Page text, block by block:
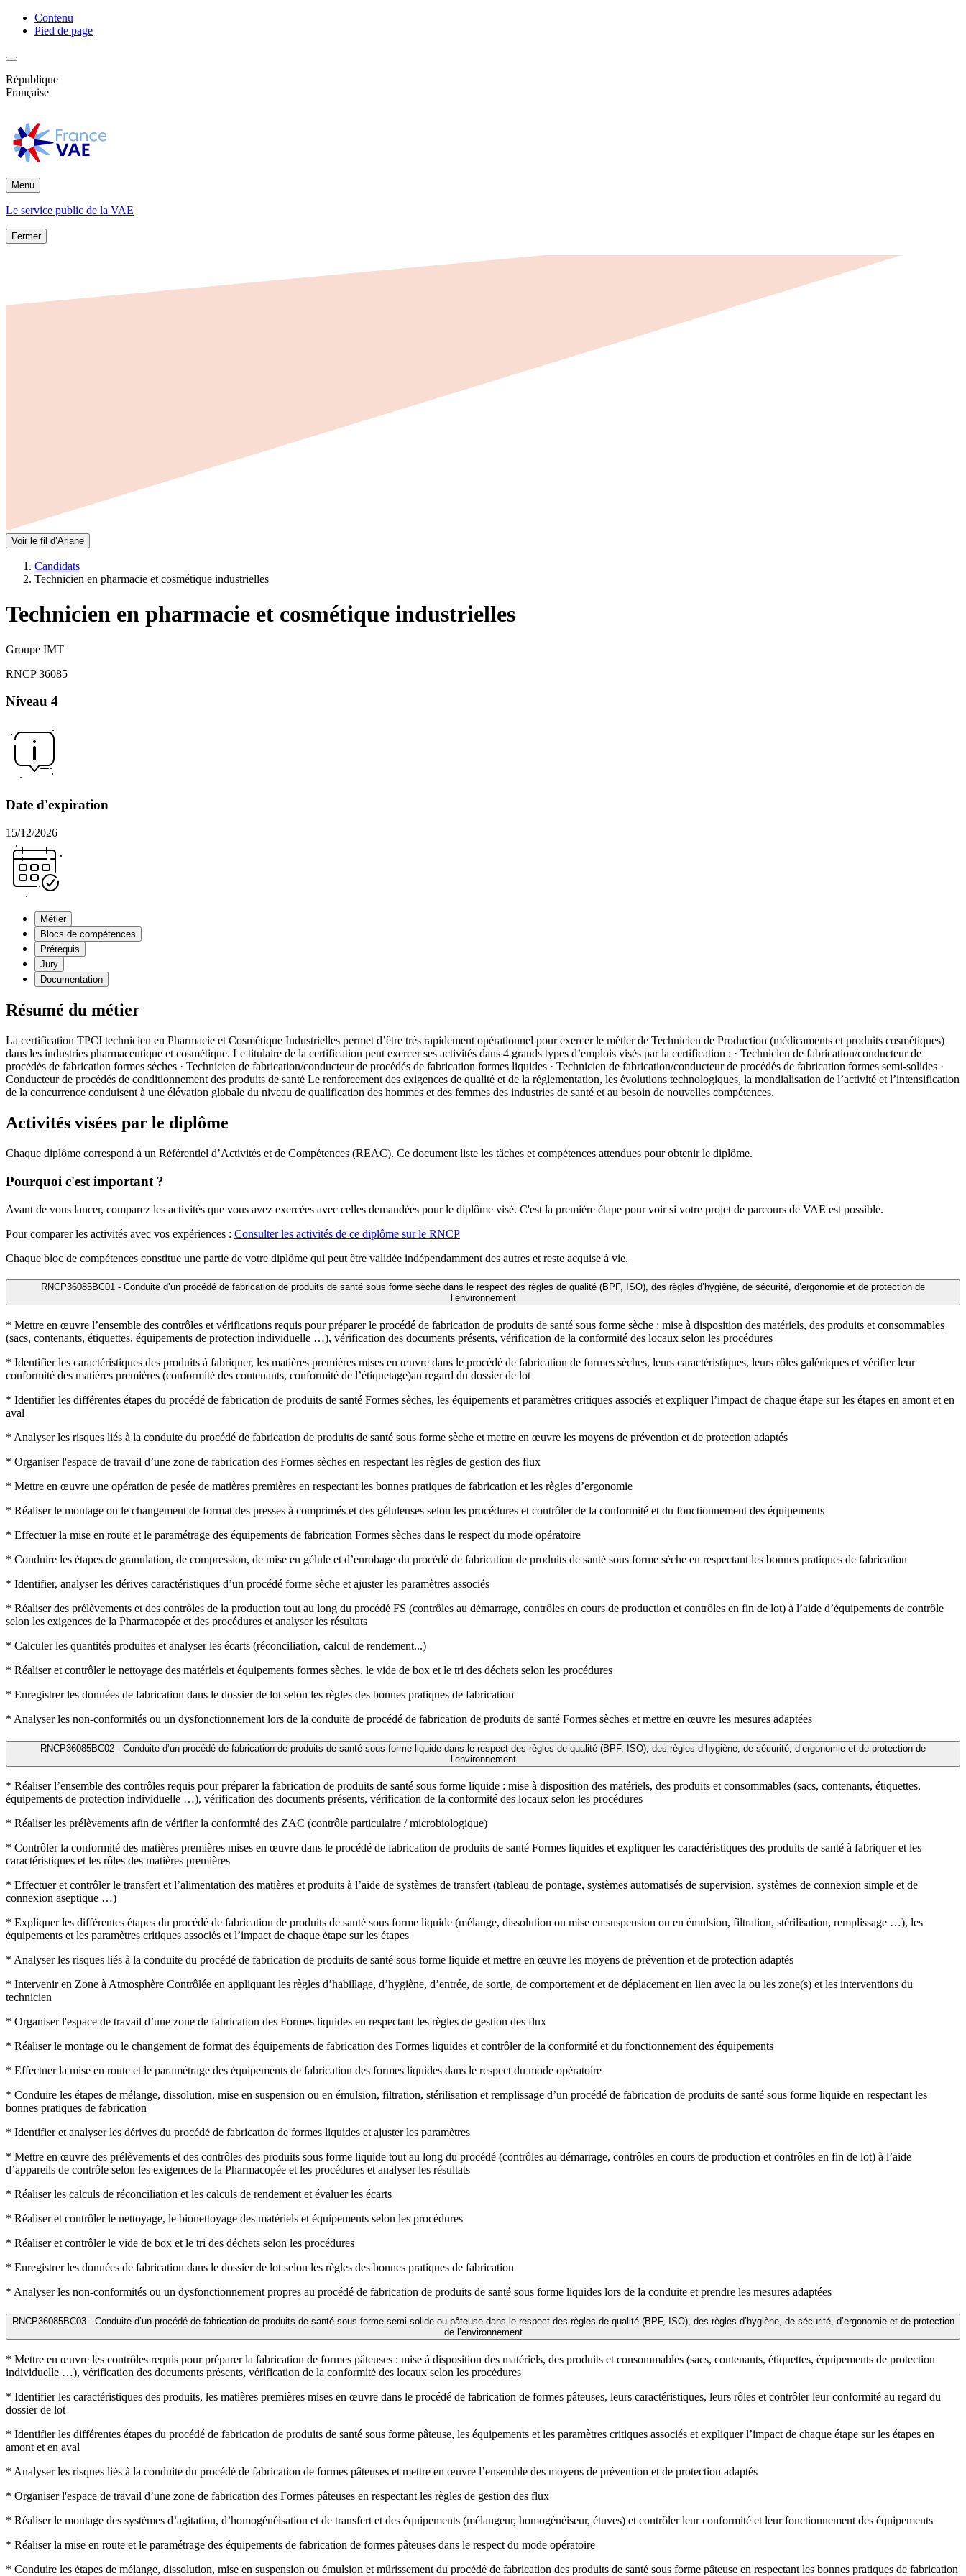
Contenu
Pied de page
République
Française
Menu
Le service public de la VAE
Fermer
Voir le fil d’Ariane
Candidats
Technicien en pharmacie et cosmétique industrielles
Technicien en pharmacie et cosmétique industrielles
Groupe IMT
RNCP 36085
Niveau 4
Date d'expiration
15/12/2026
Métier
Blocs de compétences
Prérequis
Jury
Documentation
Résumé du métier
La certification TPCI technicien en Pharmacie et Cosmétique Industrielles permet d’être très rapidement opérationnel pour exercer le métier de Technicien de Production (médicaments et produits cosmétiques)
dans les industries pharmaceutique et cosmétique. Le titulaire de la certification peut exercer ses activités dans 4 grands types d’emplois visés par la certification : · Technicien de fabrication/conducteur de
procédés de fabrication formes sèches · Technicien de fabrication/conducteur de procédés de fabrication formes liquides · Technicien de fabrication/conducteur de procédés de fabrication formes semi-solides ·
Conducteur de procédés de conditionnement des produits de santé Le renforcement des exigences de qualité et de la réglementation, les évolutions technologiques, la mondialisation de l’activité et l’intensification
de la concurrence conduisent à une élévation globale du niveau de qualification des hommes et des femmes des industries de santé et au besoin de nouvelles compétences.
Activités visées par le diplôme
Chaque diplôme correspond à un Référentiel d’Activités et de Compétences (REAC). Ce document liste les tâches et compétences attendues pour obtenir le diplôme.
Pourquoi c'est important ?
Avant de vous lancer, comparez les activités que vous avez exercées avec celles demandées pour le diplôme visé. C'est la première étape pour voir si votre projet de parcours de VAE est possible.
Pour comparer les activités avec vos expériences : Consulter les activités de ce diplôme sur le RNCP
Chaque bloc de compétences constitue une partie de votre diplôme qui peut être validée indépendamment des autres et reste acquise à vie.
RNCP36085BC01 - Conduite d’un procédé de fabrication de produits de santé sous forme sèche dans le respect des règles de qualité (BPF, ISO), des règles d’hygiène, de sécurité, d’ergonomie et de protection de
l’environnement
* Mettre en œuvre l’ensemble des contrôles et vérifications requis pour préparer le procédé de fabrication de produits de santé sous forme sèche : mise à disposition des matériels, des produits et consommables
(sacs, contenants, étiquettes, équipements de protection individuelle …), vérification des documents présents, vérification de la conformité des locaux selon les procédures
* Identifier les caractéristiques des produits à fabriquer, les matières premières mises en œuvre dans le procédé de fabrication de formes sèches, leurs caractéristiques, leurs rôles galéniques et vérifier leur
conformité des matières premières (conformité des contenants, conformité de l’étiquetage)au regard du dossier de lot
* Identifier les différentes étapes du procédé de fabrication de produits de santé Formes sèches, les équipements et paramètres critiques associés et expliquer l’impact de chaque étape sur les étapes en amont et en
aval
* Analyser les risques liés à la conduite du procédé de fabrication de produits de santé sous forme sèche et mettre en œuvre les moyens de prévention et de protection adaptés
* Organiser l'espace de travail d’une zone de fabrication des Formes sèches en respectant les règles de gestion des flux
* Mettre en œuvre une opération de pesée de matières premières en respectant les bonnes pratiques de fabrication et les règles d’ergonomie
* Réaliser le montage ou le changement de format des presses à comprimés et des géluleuses selon les procédures et contrôler de la conformité et du fonctionnement des équipements
* Effectuer la mise en route et le paramétrage des équipements de fabrication Formes sèches dans le respect du mode opératoire
* Conduire les étapes de granulation, de compression, de mise en gélule et d’enrobage du procédé de fabrication de produits de santé sous forme sèche en respectant les bonnes pratiques de fabrication
* Identifier, analyser les dérives caractéristiques d’un procédé forme sèche et ajuster les paramètres associés
* Réaliser des prélèvements et des contrôles de la production tout au long du procédé FS (contrôles au démarrage, contrôles en cours de production et contrôles en fin de lot) à l’aide d’équipements de contrôle
selon les exigences de la Pharmacopée et des procédures et analyser les résultats
* Calculer les quantités produites et analyser les écarts (réconciliation, calcul de rendement...)
* Réaliser et contrôler le nettoyage des matériels et équipements formes sèches, le vide de box et le tri des déchets selon les procédures
* Enregistrer les données de fabrication dans le dossier de lot selon les règles des bonnes pratiques de fabrication
* Analyser les non-conformités ou un dysfonctionnement lors de la conduite de procédé de fabrication de produits de santé Formes sèches et mettre en œuvre les mesures adaptées
RNCP36085BC02 - Conduite d’un procédé de fabrication de produits de santé sous forme liquide dans le respect des règles de qualité (BPF, ISO), des règles d’hygiène, de sécurité, d’ergonomie et de protection de
l’environnement
* Réaliser l’ensemble des contrôles requis pour préparer la fabrication de produits de santé sous forme liquide : mise à disposition des matériels, des produits et consommables (sacs, contenants, étiquettes,
équipements de protection individuelle …), vérification des documents présents, vérification de la conformité des locaux selon les procédures
* Réaliser les prélèvements afin de vérifier la conformité des ZAC (contrôle particulaire / microbiologique)
* Contrôler la conformité des matières premières mises en œuvre dans le procédé de fabrication de produits de santé Formes liquides et expliquer les caractéristiques des produits de santé à fabriquer et les
caractéristiques et les rôles des matières premières
* Effectuer et contrôler le transfert et l’alimentation des matières et produits à l’aide de systèmes de transfert (tableau de pontage, systèmes automatisés de supervision, systèmes de connexion simple et de
connexion aseptique …)
* Expliquer les différentes étapes du procédé de fabrication de produits de santé sous forme liquide (mélange, dissolution ou mise en suspension ou en émulsion, filtration, stérilisation, remplissage …), les
équipements et les paramètres critiques associés et l’impact de chaque étape sur les étapes
* Analyser les risques liés à la conduite du procédé de fabrication de produits de santé sous forme liquide et mettre en œuvre les moyens de prévention et de protection adaptés
* Intervenir en Zone à Atmosphère Contrôlée en appliquant les règles d’habillage, d’hygiène, d’entrée, de sortie, de comportement et de déplacement en lien avec la ou les zone(s) et les interventions du
technicien
* Organiser l'espace de travail d’une zone de fabrication des Formes liquides en respectant les règles de gestion des flux
* Réaliser le montage ou le changement de format des équipements de fabrication des Formes liquides et contrôler de la conformité et du fonctionnement des équipements
* Effectuer la mise en route et le paramétrage des équipements de fabrication des formes liquides dans le respect du mode opératoire
* Conduire les étapes de mélange, dissolution, mise en suspension ou en émulsion, filtration, stérilisation et remplissage d’un procédé de fabrication de produits de santé sous forme liquide en respectant les
bonnes pratiques de fabrication
* Identifier et analyser les dérives du procédé de fabrication de formes liquides et ajuster les paramètres
* Mettre en œuvre des prélèvements et des contrôles des produits sous forme liquide tout au long du procédé (contrôles au démarrage, contrôles en cours de production et contrôles en fin de lot) à l’aide
d’appareils de contrôle selon les exigences de la Pharmacopée et les procédures et analyser les résultats
* Réaliser les calculs de réconciliation et les calculs de rendement et évaluer les écarts
* Réaliser et contrôler le nettoyage, le bionettoyage des matériels et équipements selon les procédures
* Réaliser et contrôler le vide de box et le tri des déchets selon les procédures
* Enregistrer les données de fabrication dans le dossier de lot selon les règles des bonnes pratiques de fabrication
* Analyser les non-conformités ou un dysfonctionnement propres au procédé de fabrication de produits de santé sous forme liquides lors de la conduite et prendre les mesures adaptées
RNCP36085BC03 - Conduite d’un procédé de fabrication de produits de santé sous forme semi-solide ou pâteuse dans le respect des règles de qualité (BPF, ISO), des règles d’hygiène, de sécurité, d’ergonomie et de protection
de l’environnement
* Mettre en œuvre les contrôles requis pour préparer la fabrication de formes pâteuses : mise à disposition des matériels, des produits et consommables (sacs, contenants, étiquettes, équipements de protection
individuelle …), vérification des documents présents, vérification de la conformité des locaux selon les procédures
* Identifier les caractéristiques des produits, les matières premières mises en œuvre dans le procédé de fabrication de formes pâteuses, leurs caractéristiques, leurs rôles et contrôler leur conformité au regard du
dossier de lot
* Identifier les différentes étapes du procédé de fabrication de produits de santé sous forme pâteuse, les équipements et les paramètres critiques associés et expliquer l’impact de chaque étape sur les étapes en
amont et en aval
* Analyser les risques liés à la conduite du procédé de fabrication de formes pâteuses et mettre en œuvre l’ensemble des moyens de prévention et de protection adaptés
* Organiser l'espace de travail d’une zone de fabrication des Formes pâteuses en respectant les règles de gestion des flux
* Réaliser le montage des systèmes d’agitation, d’homogénéisation et de transfert et des équipements (mélangeur, homogénéiseur, étuves) et contrôler leur conformité et leur fonctionnement des équipements
* Réaliser la mise en route et le paramétrage des équipements de fabrication de formes pâteuses dans le respect du mode opératoire
* Conduire les étapes de mélange, dissolution, mise en suspension ou émulsion et mûrissement du procédé de fabrication des produits de santé sous forme pâteuse en respectant les bonnes pratiques de fabrication